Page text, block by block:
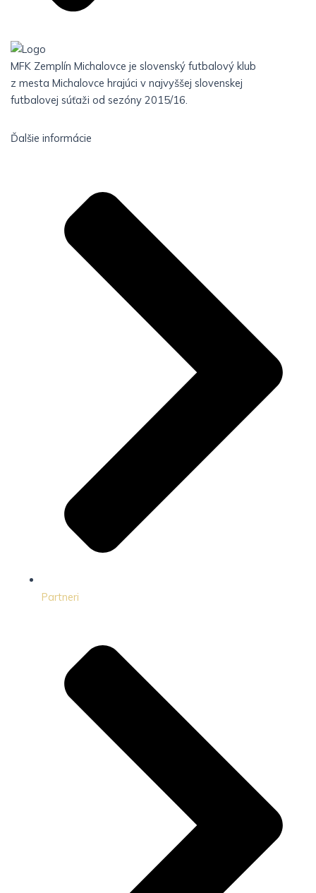
MFK Zemplín Michalovce je slovenský futbalový klub
z mesta Michalovce hrajúci v najvyššej slovenskej
futbalovej súťaži od sezóny 2015/16.
Ďalšie informácie
Partneri